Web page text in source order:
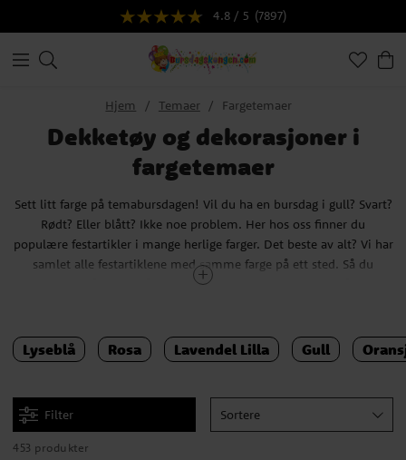
4.8 / 5 (7897)
Hjem Temaer Fargetemaer
Dekketøy og dekorasjoner i
fargetemaer
Sett litt farge på temabursdagen! Vil du ha en bursdag i gull? Svart?
Rødt? Eller blått? Ikke noe problem. Her hos oss finner du
populære festartikler i mange herlige farger. Det beste av alt? Vi har
samlet alle festartiklene med samme farge på ett sted. Så du
trenger bare å klikke på fargen du er interessert i og vips så finner
Lyseblå Rosa Lavendel Lilla Gull
Filter Sortere
453 produkter